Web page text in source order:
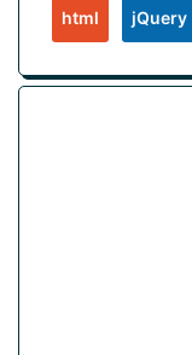
html jQuery